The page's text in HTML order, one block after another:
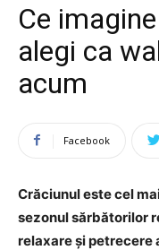
Ce
alegi ca
acum
Facebook
Crăciunul este cel
sezonul sărbătorilor
relaxare și petrecere